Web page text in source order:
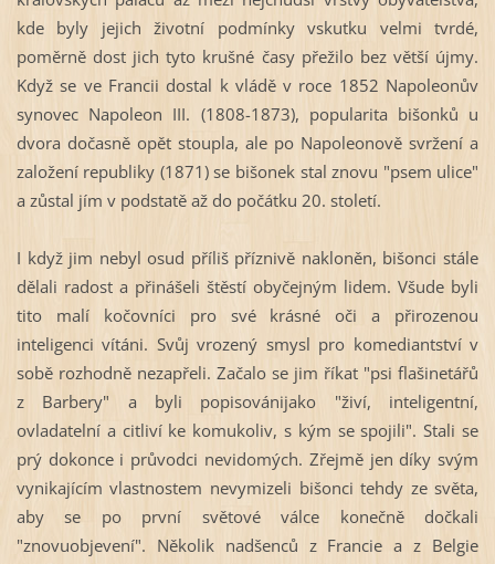
kde byly jejich životní podmínky vskutku velmi tvrdé,
poměrně dost jich tyto krušné časy přežilo bez větší újmy.
Když se ve Francii dostal k vládě v roce 1852 Napoleonův
synovec Napoleon III. (1808-1873), popularita bišonků u
dvora dočasně opět stoupla, ale po Napoleonově svržení a
založení republiky (1871) se bišonek stal znovu "psem ulice"
a zůstal jím v podstatě až do počátku 20. století.
I když jim nebyl osud příliš příznivě nakloněn, bišonci stále
dělali radost a přinášeli štěstí obyčejným lidem. Všude byli
tito malí kočovníci pro své krásné oči a přirozenou
inteligenci vítáni. Svůj vrozený smysl pro komediantství v
sobě rozhodně nezapřeli. Začalo se jim říkat "psi flašinetářů
z Barbery" a byli popisovánijako "živí, inteligentní,
ovladatelní a citliví ke komukoliv, s kým se spojili". Stali se
prý dokonce i průvodci nevidomých. Zřejmě jen díky svým
vynikajícím vlastnostem nevymizeli bišonci tehdy ze světa,
aby se po první světové válce konečně dočkali
"znovuobjevení". Několik nadšenců z Francie a z Belgie